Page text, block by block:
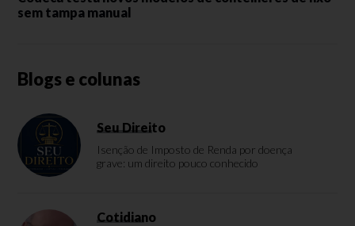
sem tampa manual
Blogs e colunas
Seu Direito
Isenção de Imposto de Renda por doença
grave: um direito pouco conhecido
Cotidiano